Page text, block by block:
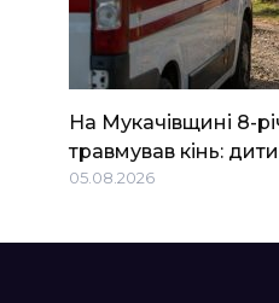
На Мукачівщині 8-
травмував кінь:
05.08.2026